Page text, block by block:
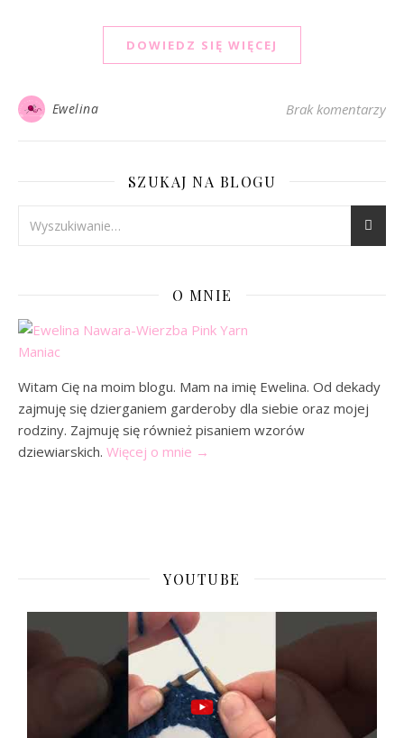
DOWIEDZ SIĘ WIĘCEJ
Ewelina Brak komentarzy
SZUKAJ NA BLOGU
O MNIE
Witam Cię na moim blogu. Mam na imię Ewelina. Od dekady
zajmuję się dzierganiem garderoby dla siebie oraz mojej
rodziny. Zajmuję się również pisaniem wzorów
dziewiarskich. Więcej o mnie →
YOUTUBE